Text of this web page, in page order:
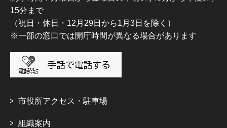
15分まで
（祝日・休日・12月29日から1月3日を除く）
※一部の窓口では開庁時間が異なる場合があります
市役所アクセス・駐車場
組織案内